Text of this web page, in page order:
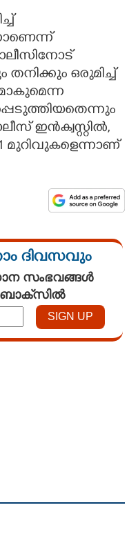
തനിക്കും ഒരുമിച്ച്
ഇൻക്വസ്റ്റിൽ,
മുറിവുകളെന്നാണ്
ദിവസവും
സംഭവങ്ങൾ